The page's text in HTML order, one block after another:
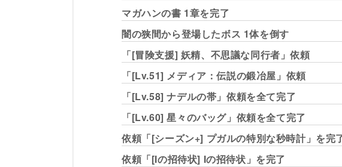
マガハンの書 1章を完了
闇の狭間から登場したボス 1体を倒す
「[冒険支援] 妖精、不思議な同行者」依頼
「[Lv.51] メディア：伝説の鍛冶屋」依頼
「[Lv.58] ナデルの帯」依頼を全て完了
「[Lv.60] 星々のバッグ」依頼を全て完了
依頼「[シーズン+] プガルの特別な秒時計」を完
依頼「[Iの招待状] Iの招待状」を完了